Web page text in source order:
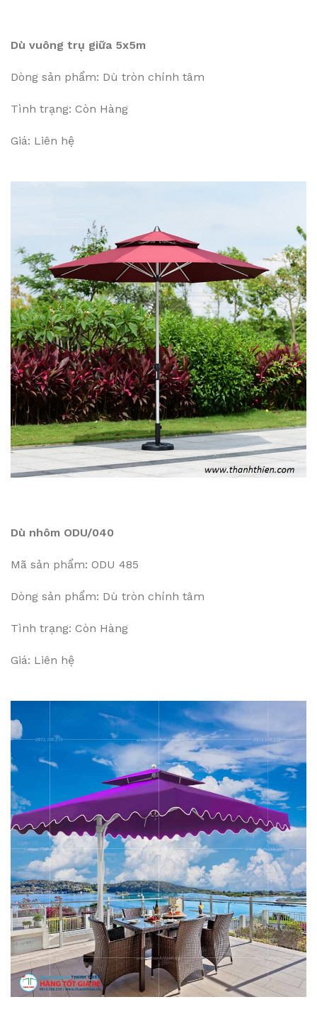
Dù vuông trụ giữa 5x5m
Dòng sản phẩm: Dù tròn chính tâm
Tình trạng: Còn Hàng
Giá: Liên hệ
Dù nhôm ODU/040
Mã sản phẩm: ODU 485
Dòng sản phẩm: Dù tròn chính tâm
Tình trạng: Còn Hàng
Giá: Liên hệ